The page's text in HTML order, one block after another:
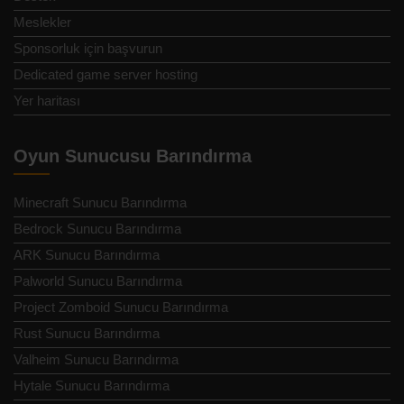
Meslekler
Sponsorluk için başvurun
Dedicated game server hosting
Yer haritası
Oyun Sunucusu Barındırma
Minecraft Sunucu Barındırma
Bedrock Sunucu Barındırma
ARK Sunucu Barındırma
Palworld Sunucu Barındırma
Project Zomboid Sunucu Barındırma
Rust Sunucu Barındırma
Valheim Sunucu Barındırma
Hytale Sunucu Barındırma